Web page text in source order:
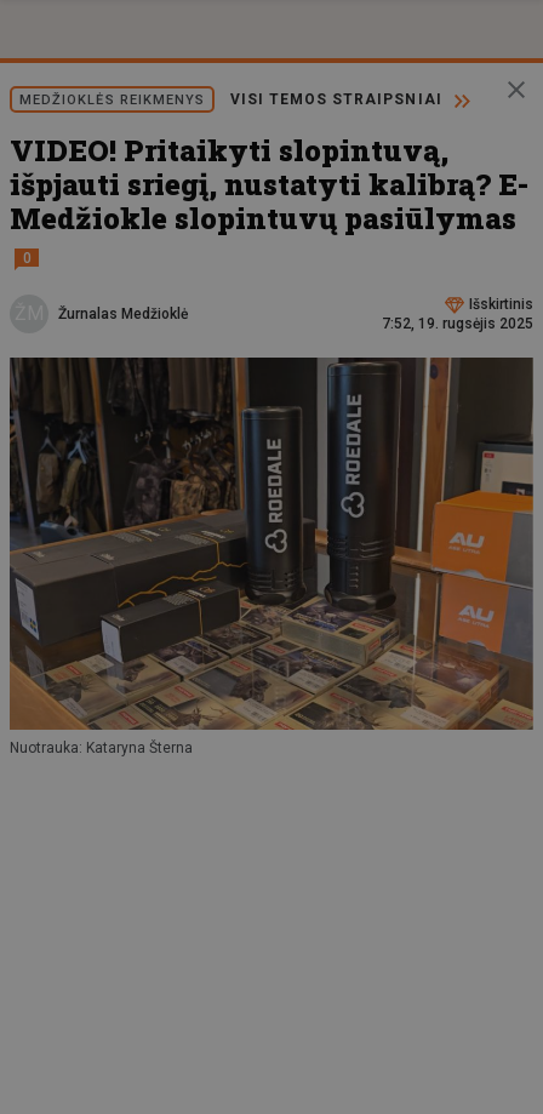
MEDŽIOKLĖS REIKMENYS VISI TEMOS STRAIPSNIAI
VIDEO! Pritaikyti slopintuvą,
išpjauti sriegį, nustatyti kalibrą? E-
Medžiokle slopintuvų pasiūlymas
0
Žurnalas Medžioklė
Išskirtinis
7:52, 19. rugsėjis 2025
Nuotrauka: Kataryna Šterna